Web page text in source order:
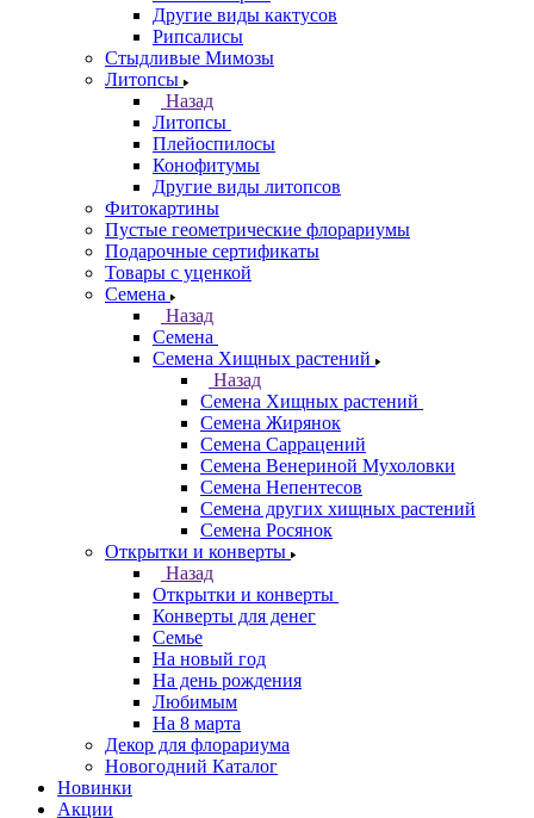
Другие виды кактусов
Рипсалисы
Стыдливые Мимозы
Литопсы
Назад
Литопсы
Плейоспилосы
Конофитумы
Другие виды литопсов
Фитокартины
Пустые геометрические флорариумы
Подарочные сертификаты
Товары с уценкой
Семена
Назад
Семена
Семена Хищных растений
Назад
Семена Хищных растений
Семена Жирянок
Семена Саррацений
Семена Венериной Мухоловки
Семена Непентесов
Семена других хищных растений
Семена Росянок
Открытки и конверты
Назад
Открытки и конверты
Конверты для денег
Семье
На новый год
На день рождения
Любимым
На 8 марта
Декор для флорариума
Новогодний Каталог
Новинки
Акции